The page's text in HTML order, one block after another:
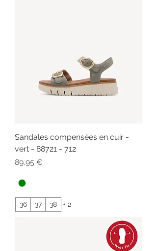
Sandales compensées en cuir -
vert - 88721 - 712
Prix
89,95 €
36 37 38 + 2